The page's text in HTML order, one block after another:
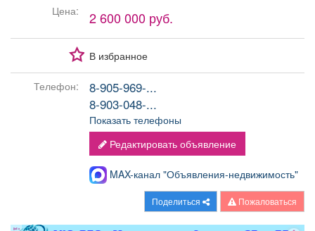
Цена:
2 600 000 руб.
В избранное
Телефон:
8-905-969-...
8-903-048-...
Показать телефоны
Редактировать объявление
MAX-канал "Объявления-недвижимость"
Поделиться Пожаловаться